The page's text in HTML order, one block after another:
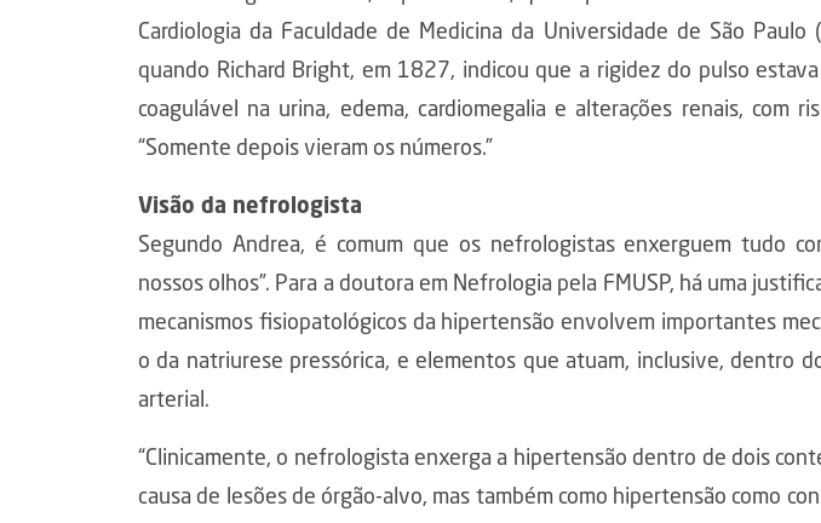
Cardiologia da Faculdade de Medicina da Universidade de São Paulo
quando Richard Bright, em 1827, indicou que a rigidez do pulso
coagulável na urina, edema, cardiomegalia e alterações renais, com
“Somente depois vieram os números.”
Visão da nefrologista
Segundo Andrea, é comum que os nefrologistas enxerguem tudo
nossos olhos”. Para a doutora em Nefrologia pela FMUSP, há uma
mecanismos fisiopatológicos da hipertensão envolvem importantes
o da natriurese pressórica, e elementos que atuam, inclusive, dentro
arterial.
“Clinicamente, o nefrologista enxerga a hipertensão dentro de dois
causa de lesões de órgão-alvo, mas também como hipertensão como